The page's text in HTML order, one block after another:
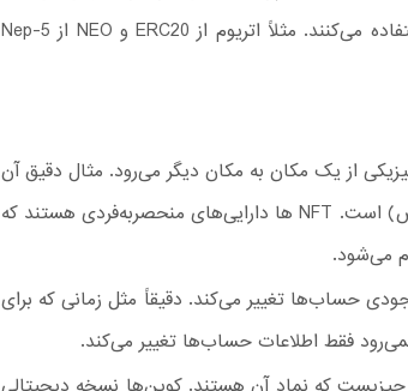
همه بلاک‌چین‌ها از قرارداد هوشمند استفاده می‌کنند. مثلاً اتریوم از ERC20 و NEO از Nep-5
از یک مکان به مکان دیگر می‌رود. مثال دقیق آن
معاملات NFT (توکن‌های غیر قابل تعویض) است. NFT ها دارایی‌های منحصربه‌فردی هستند که
می‌شود.
حساب‌ها تغییر می‌کند. دقیقاً مثل زمانی که برای
فقط اطلاعات حساب‌ها تغییر می‌کند.